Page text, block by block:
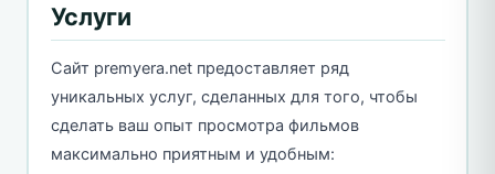
Услуги
Сайт premyera.net предоставляет ряд
уникальных услуг, сделанных для того, чтобы
сделать ваш опыт просмотра фильмов
максимально приятным и удобным: